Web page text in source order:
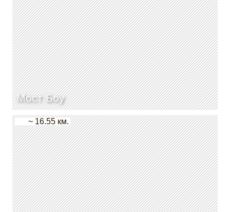
Мост Боу
~ 16.55 км.